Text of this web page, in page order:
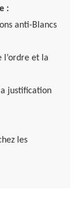
:
anti-Blancs
l’ordre et la
justification
les